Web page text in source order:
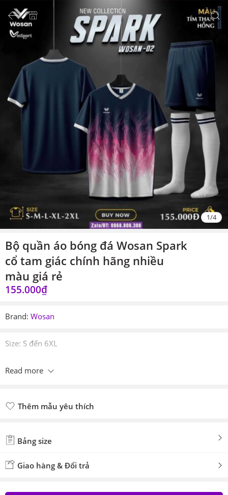
1/4
Bộ quần áo bóng đá Wosan Spark
cổ tam giác chính hãng nhiều
màu giá rẻ
155.000₫
Brand: Wosan
Size: S đến 6XL
Read more
Thêm mẫu yêu thích
Bảng size
Giao hàng & Đổi trả